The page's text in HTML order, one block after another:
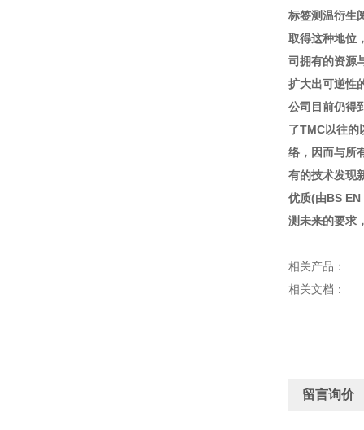
标签测温衍生
取得这种地位
司拥有的资源
扩大出可逆性
公司目前仍得
了TMC以往的
络，因而与所
有的技术发现
优质(由BS
测未来的要求
相关产品：
相关文档：
留言询价